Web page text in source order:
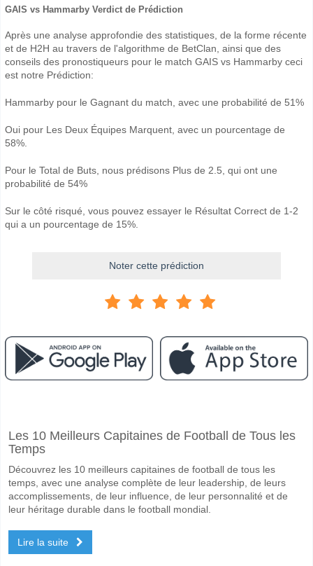
GAIS vs Hammarby Verdict de Prédiction
Après une analyse approfondie des statistiques, de la forme récente
et de H2H au travers de l'algorithme de BetClan, ainsi que des
conseils des pronostiqueurs pour le match GAIS vs Hammarby ceci
est notre Prédiction:
Hammarby pour le Gagnant du match, avec une probabilité de 51%
Oui pour Les Deux Équipes Marquent, avec un pourcentage de
58%.
Pour le Total de Buts, nous prédisons Plus de 2.5, qui ont une
probabilité de 54%
Sur le côté risqué, vous pouvez essayer le Résultat Correct de 1-2
qui a un pourcentage de 15%.
Noter cette prédiction
Le match entre GAIS v Hammarby 20 May 2026 18:00.
Hammarby pour le Gagnant du match, avec une probabilité de 51%
Les deux équipes marqueront-elles dans le match
Oui pour Les Deux Équipes Marquent, avec un pourcentage de 58%.
Quel sera le résultat correct attendu entre GAIS v
Les 10 Meilleurs Capitaines de Football de Tous les
Temps
Découvrez les 10 meilleurs capitaines de football de tous les
temps, avec une analyse complète de leur leadership, de leurs
accomplissements, de leur influence, de leur personnalité et de
leur héritage durable dans le football mondial.
Lire la suite